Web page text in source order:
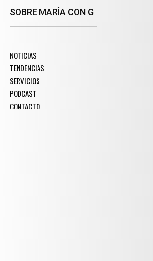
SOBRE MARÍA CON G
NOTICIAS
TENDENCIAS
SERVICIOS
PODCAST
CONTACTO